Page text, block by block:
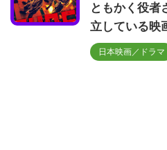
ともかく役者
立している映
日本映画／ドラマ